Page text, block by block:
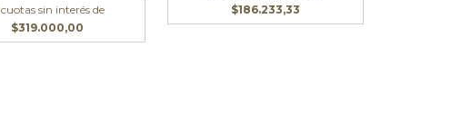
cuotas sin interés de
$319.000,00
$186.233,33